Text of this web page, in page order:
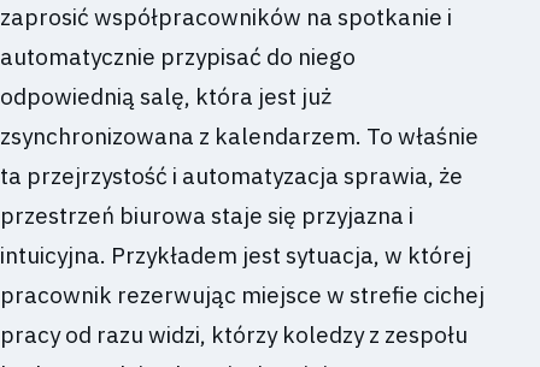
zaprosić współpracowników na spotkanie i
automatycznie przypisać do niego
odpowiednią salę, która jest już
zsynchronizowana z kalendarzem. To właśnie
ta przejrzystość i automatyzacja sprawia, że
przestrzeń biurowa staje się przyjazna i
intuicyjna. Przykładem jest sytuacja, w której
pracownik rezerwując miejsce w strefie cichej
pracy od razu widzi, którzy koledzy z zespołu